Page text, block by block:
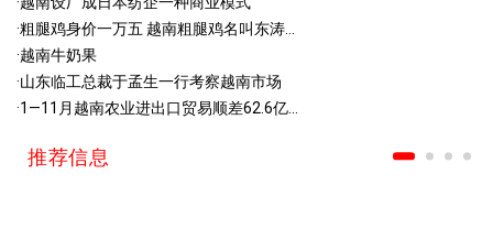
·粗腿鸡身价一万五 越南粗腿鸡名叫东涛...
·越南牛奶果
·山东临工总裁于孟生一行考察越南市场
·1—11月越南农业进出口贸易顺差62.6亿...
推荐信息